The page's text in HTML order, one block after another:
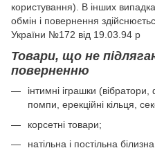
користування). В інших
обмін і повернення
України №172 від 19.03.94 р
Товари, що не
поверненню
інтимні іграшки
помпи, ерекційні кільця,
корсетні товари;
натільна і постільна